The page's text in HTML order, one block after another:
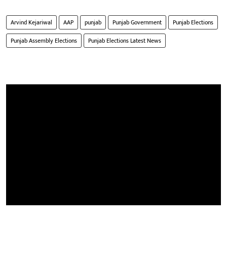
Arvind Kejariwal AAP punjab Punjab Government
Punjab Elections
Punjab Assembly Elections
Punjab Elections Latest News